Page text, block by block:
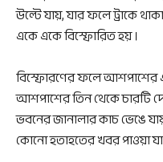
উল্টে যায়, যার ফলে ট্রাকে
একে একে বিস্ফোরিত হয় ।
বিস্ফোরণের ফলে আশপাশের
আশপাশের তিন থেকে চারটি
ভবনের জানালার কাচ ভেঙে
কোনো হতাহতের খবর পাওয়া